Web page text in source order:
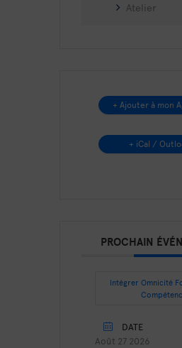
Atelier
+ Ajouter à mon
+ iCal /
PROCHAIN
Intégrer Omnicité
DATE
Août 27 2026